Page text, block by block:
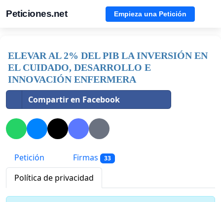
Peticiones.net Empieza una Petición
ELEVAR AL 2% DEL PIB LA INVERSIÓN EN
EL CUIDADO, DESARROLLO E
INNOVACIÓN ENFERMERA
Compartir en Facebook
Petición Firmas 33
Política de privacidad